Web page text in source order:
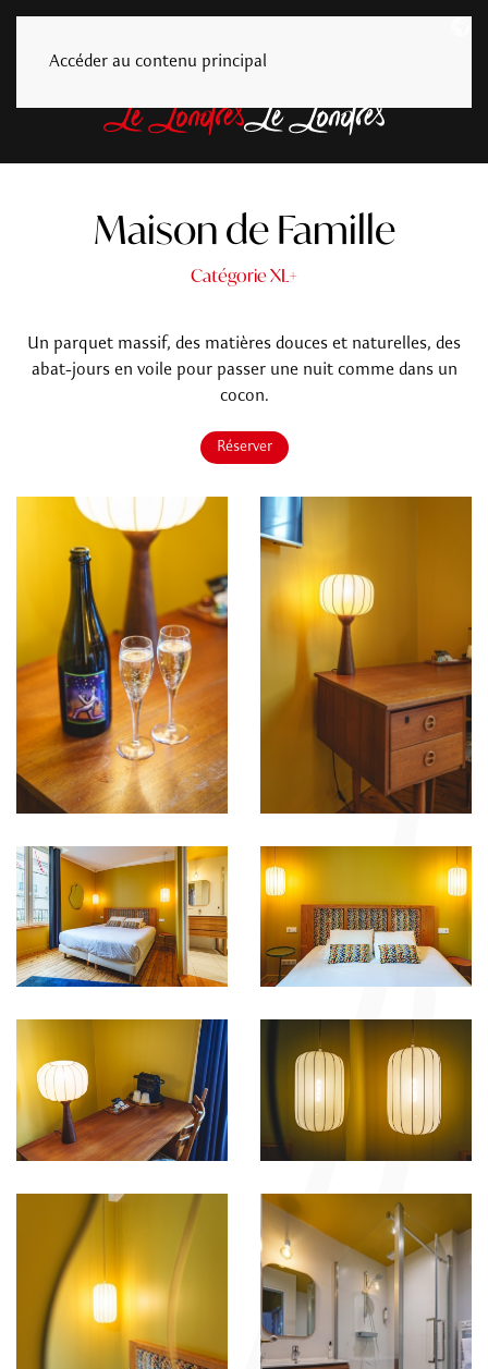
Accéder au contenu principal
Maison de Famille
Catégorie XL+
Un parquet massif, des matières douces et naturelles, des
abat-jours en voile pour passer une nuit comme dans un
cocon.
Réserver